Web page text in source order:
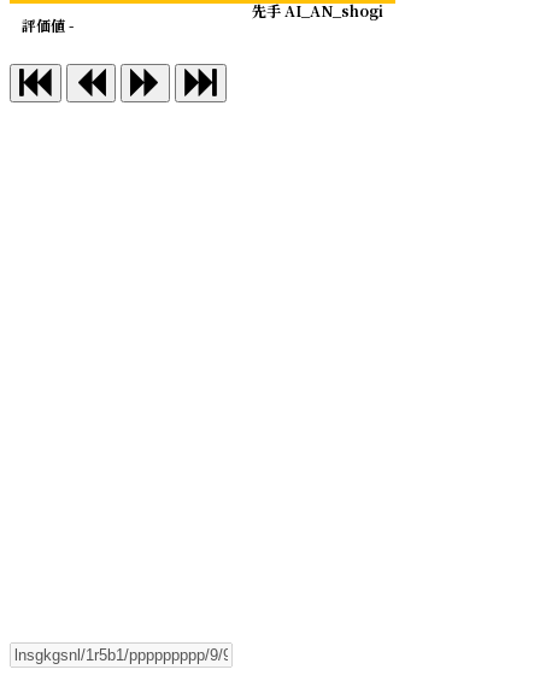
先手 AI_AN_shogi
評価値 -